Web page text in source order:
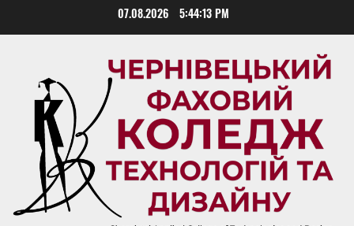
07.08.2026 5:44:14 PM